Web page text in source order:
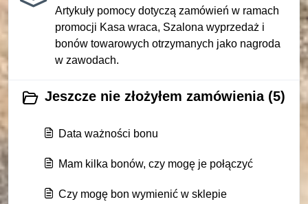
Artykuły pomocy dotyczą zamówień w ramach
promocji Kasa wraca, Szalona wyprzedaż i
bonów towarowych otrzymanych jako nagroda
w zawodach.
Jeszcze nie złożyłem zamówienia (5)
Data ważności bonu
Mam kilka bonów, czy mogę je połączyć
Czy mogę bon wymienić w sklepie